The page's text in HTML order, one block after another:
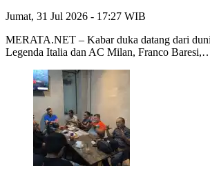
Jumat, 31 Jul 2026 - 17:27 WIB
MERATA.NET – Kabar duka datang dari
Legenda Italia dan AC Milan, Franco